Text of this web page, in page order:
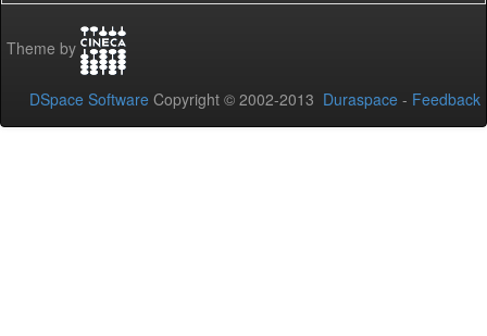
Theme by
DSpace Software Copyright © 2002-2013 Duraspace - Feedback